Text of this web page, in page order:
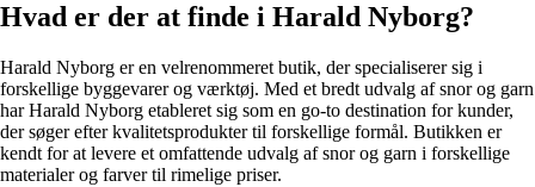
Hvad er der at finde i Harald Nyborg?
Harald Nyborg er en velrenommeret butik, der specialiserer sig i
forskellige byggevarer og værktøj. Med et bredt udvalg af snor og garn
har Harald Nyborg etableret sig som en go-to destination for kunder,
der søger efter kvalitetsprodukter til forskellige formål. Butikken er
kendt for at levere et omfattende udvalg af snor og garn i forskellige
materialer og farver til rimelige priser.